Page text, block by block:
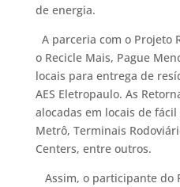
de energia.
A parceria com o Projeto
o Recicle Mais, Pague
locais para entrega de
AES Eletropaulo. As
alocadas em locais de fácil
Metrô, Terminais
Centers, entre outros.
Assim, o participante do